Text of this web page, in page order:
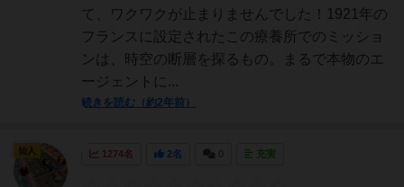
て、ワクワクが止まりませんでした！1921年の
フランスに設定されたこの療養所でのミッショ
ンは、時空の断層を探るもの。まるで本物のエ
ージェントに...
続きを読む（約2年前）
1274名 2名 充実
仙人